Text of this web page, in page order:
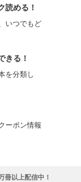
読める！
いつでもど
きる！
を分類し
ーポン情報
冊以上配信中！